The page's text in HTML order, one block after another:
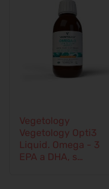
Vegetology
Vegetology Opti3
Liquid. Omega - 3
EPA a DHA, s